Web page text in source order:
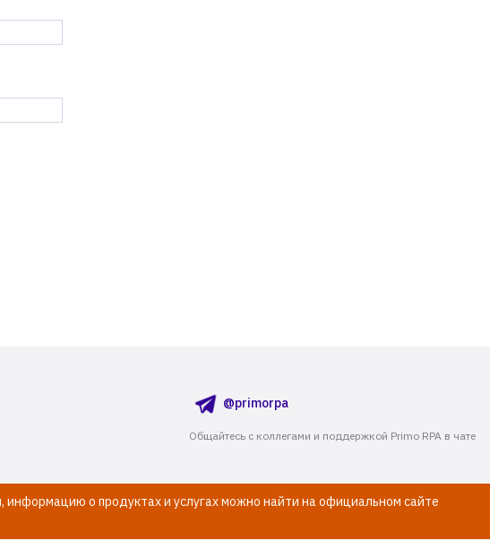
@primorpa
Общайтесь с коллегами и поддержкой Primo RPA в чате
о продуктах и услугах можно найти на официальном сайте